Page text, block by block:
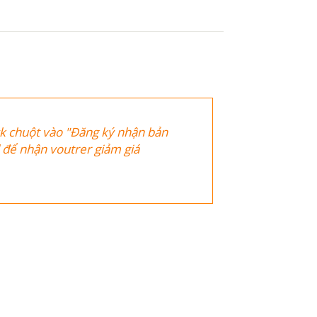
chuột vào "Đăng ký nhận bản
nhận voutrer giảm giá